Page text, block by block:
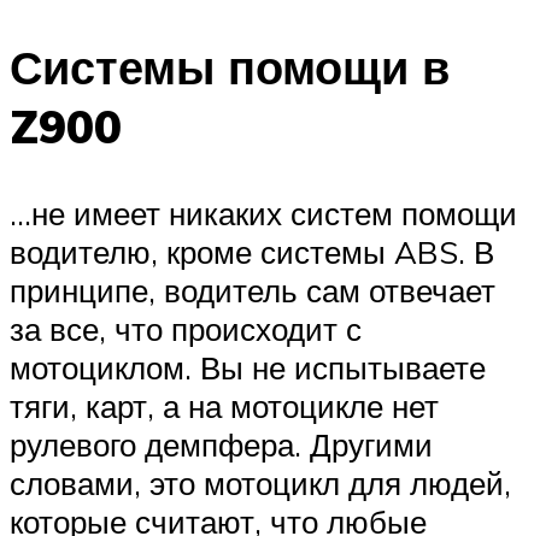
Системы помощи в
Z900
…не имеет никаких систем помощи
водителю, кроме системы ABS. В
принципе, водитель сам отвечает
за все, что происходит с
мотоциклом. Вы не испытываете
тяги, карт, а на мотоцикле нет
рулевого демпфера. Другими
словами, это мотоцикл для людей,
которые считают, что любые